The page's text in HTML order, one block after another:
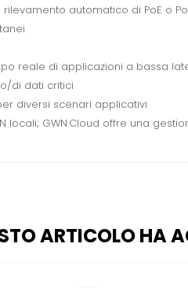
automatico di PoE o
reale di applicazioni a bassa
di dati critici
diversi scenari applicativi
locali; GWN.Cloud offre una
ARTICOLO HA